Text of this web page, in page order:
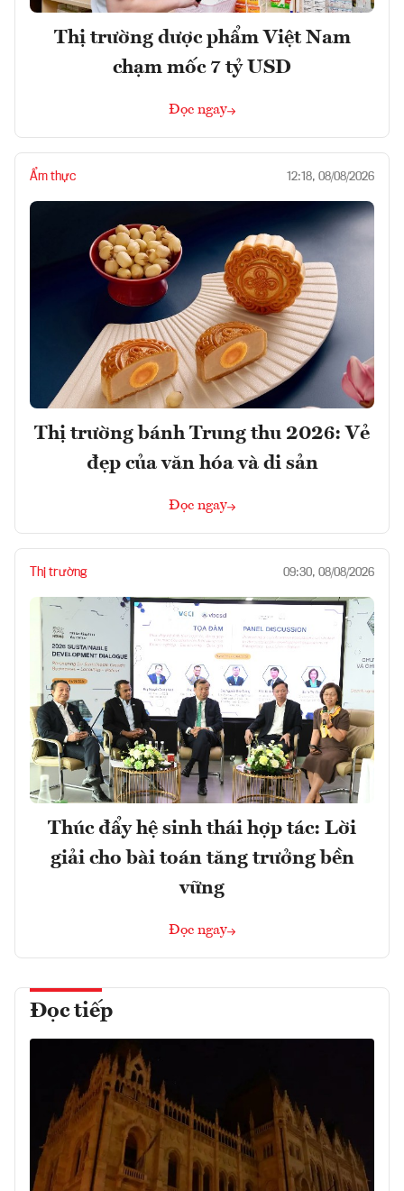
Thị trường dược phẩm Việt Nam
chạm mốc 7 tỷ USD
Đọc ngay
Ẩm thực 12:18, 08/08/2026
Thị trường bánh Trung thu 2026: Vẻ
đẹp của văn hóa và di sản
Đọc ngay
Thị trường 09:30, 08/08/2026
Thúc đẩy hệ sinh thái hợp tác: Lời
giải cho bài toán tăng trưởng bền
vững
Đọc ngay
Đọc tiếp